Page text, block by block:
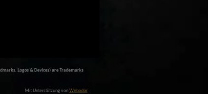
Logos & Devices) are Trademarks
Mit Unterstützung vonWebador